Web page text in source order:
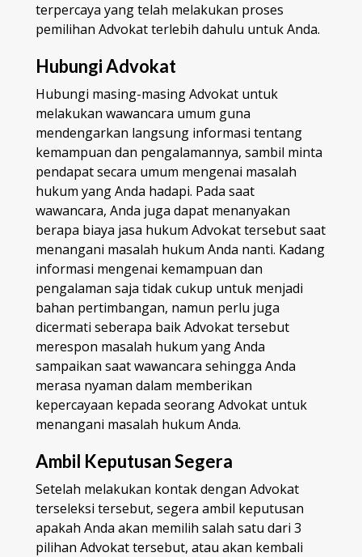
terpercaya yang telah melakukan proses
pemilihan Advokat terlebih dahulu untuk Anda.
Hubungi Advokat
Hubungi masing-masing Advokat untuk
melakukan wawancara umum guna
mendengarkan langsung informasi tentang
kemampuan dan pengalamannya, sambil minta
pendapat secara umum mengenai masalah
hukum yang Anda hadapi. Pada saat
wawancara, Anda juga dapat menanyakan
berapa biaya jasa hukum Advokat tersebut saat
menangani masalah hukum Anda nanti. Kadang
informasi mengenai kemampuan dan
pengalaman saja tidak cukup untuk menjadi
bahan pertimbangan, namun perlu juga
dicermati seberapa baik Advokat tersebut
merespon masalah hukum yang Anda
sampaikan saat wawancara sehingga Anda
merasa nyaman dalam memberikan
kepercayaan kepada seorang Advokat untuk
menangani masalah hukum Anda.
Ambil Keputusan Segera
Setelah melakukan kontak dengan Advokat
terseleksi tersebut, segera ambil keputusan
apakah Anda akan memilih salah satu dari 3
pilihan Advokat tersebut, atau akan kembali